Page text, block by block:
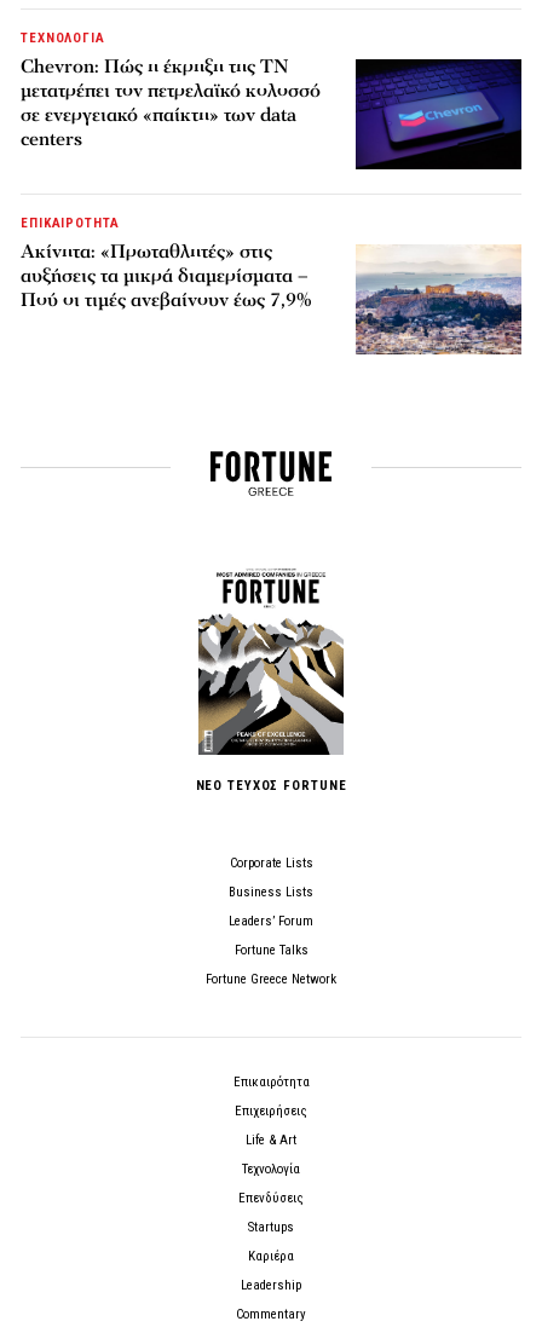
ΤΕΧΝΟΛΟΓΙΑ
Chevron: Πώς η έκρηξη της ΤΝ
μετατρέπει τον πετρελαϊκό κολοσσό
σε ενεργειακό «παίκτη» των data
centers
ΕΠΙΚΑΙΡΟΤΗΤΑ
Ακίνητα: «Πρωταθλητές» στις
αυξήσεις τα μικρά διαμερίσματα –
Πού οι τιμές ανεβαίνουν έως 7,9%
ΝΕΟ ΤΕΥΧΟΣ FORTUNE
Corporate Lists
Business Lists
Leaders’ Forum
Fortune Talks
Fortune Greece Network
Επικαιρότητα
Επιχειρήσεις
Life & Art
Τεχνολογία
Επενδύσεις
Startups
Καριέρα
Leadership
Commentary